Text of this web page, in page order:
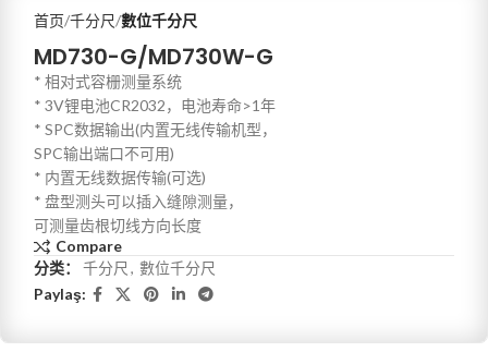
首页 千分尺 數位千分尺
MD730-G/MD730W-G
* 相对式容栅测量系统
* 3V锂电池CR2032，电池寿命>1年
* SPC数据输出(内置无线传输机型，
SPC输出端口不可用)
* 内置无线数据传输(可选)
* 盘型测头可以插入缝隙测量，
可测量齿根切线方向长度
Compare
分类：
千分尺 , 數位千分尺
Paylaş: